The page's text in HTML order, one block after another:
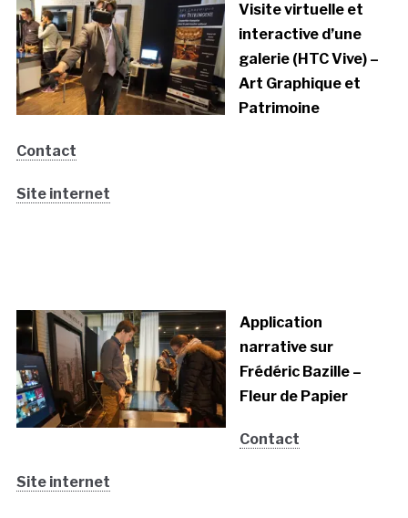
Visite virtuelle et
interactive d’une
galerie (HTC Vive) –
Art Graphique et
Patrimoine
Contact
Site internet
Application
narrative sur
Frédéric Bazille –
Fleur de Papier
Contact
Site internet